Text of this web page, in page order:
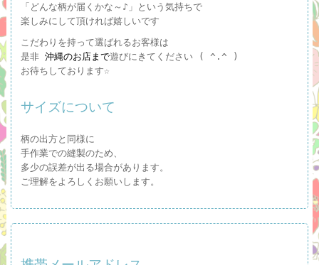
「どんな柄が届くかな～♪」という気持ちで
楽しみにして頂ければ嬉しいです
こだわりを持って選ばれるお客様は
是非 沖縄のお店まで遊びにきてください ( ^.^ )
お待ちしております☆
サイズについて
柄の出方と同様に
手作業での縫製のため、
多少の誤差が出る場合があります。
ご理解をよろしくお願いします。